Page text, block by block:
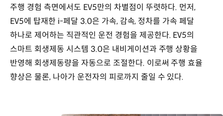
주행 경험 측면에서도 EV5만의 차별점이 뚜렷하다. 먼저,
EV5에 탑재한 i-페달 3.0은 가속, 감속, 정차를 가속 페달
하나로 제어하는 직관적인 운전 경험을 제공한다. EV5의
스마트 회생제동 시스템 3.0은 내비게이션과 주행 상황을
반영해 회생제동량을 자동으로 조절한다. 이로써 주행 효율
향상은 물론, 나아가 운전자의 피로까지 줄일 수 있다.